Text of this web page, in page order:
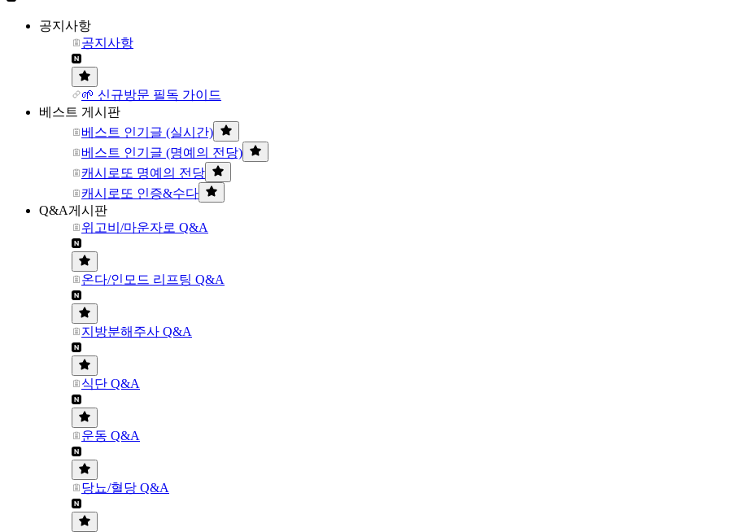
공지사항
공지사항
🌱 신규방문 필독 가이드
베스트 게시판
베스트 인기글 (실시간)
베스트 인기글 (명예의 전당)
캐시로또 명예의 전당
캐시로또 인증&수다
Q&A게시판
위고비/마운자로 Q&A
온다/인모드 리프팅 Q&A
지방분해주사 Q&A
식단 Q&A
운동 Q&A
당뇨/혈당 Q&A